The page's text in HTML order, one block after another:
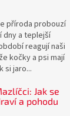
příroda probouzí
dny a teplejší
reagují naši
kočky a psi mají
si jaro...
Jak se
a pohodu